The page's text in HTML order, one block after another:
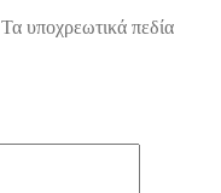
Τα υποχρεωτικά πεδία